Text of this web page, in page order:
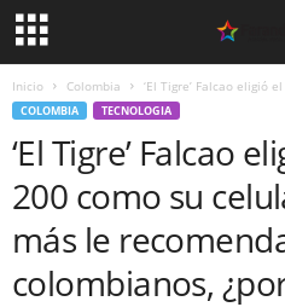
Inicio Colombia ‘El Tigre’ Falcao eligió
COLOMBIA TECNOLOGIA
‘El Tigre’ Falcao
200 como su
más le
colombianos,